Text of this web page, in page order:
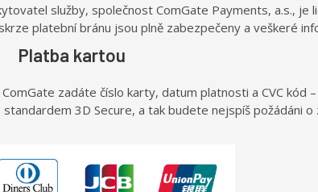
služby, společnost ComGate Payments, a.s., je
platební bránu jsou plně zabezpečeny a veškeré
Platba kartou
zadáte číslo karty, datum platnosti a CVC kód
3D Secure, a tak budete nejspíš požádáni